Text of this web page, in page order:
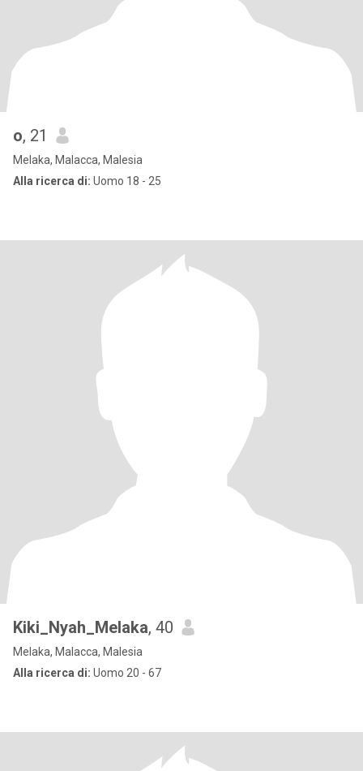
o, 21
Melaka, Malacca, Malesia
Alla ricerca di: Uomo 18 - 25
Kiki_Nyah_Melaka, 40
Melaka, Malacca, Malesia
Alla ricerca di: Uomo 20 - 67